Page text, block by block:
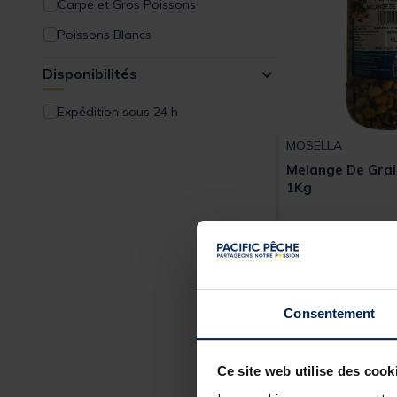
Consentement
Ce site web utilise des
Carpe et Gros Poissons
Poissons Blancs
Disponibilités
Expédition sous 24 h
MOSELLA
Melange De
1Kg
1ERPRIX